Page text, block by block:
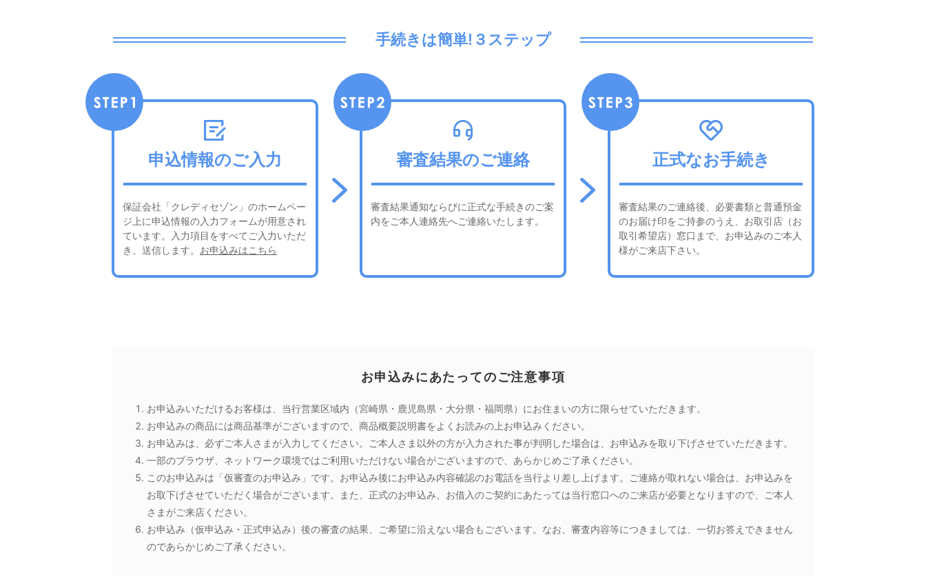
手続きは簡単!３ステップ
申込情報のご入力
保証会社「クレディセゾン」のホームペー
ジ上に申込情報の入力フォームが用意され
ています。入力項目をすべてご入力いただ
き、送信します。 お申込みはこちら
審査結果のご連絡
審査結果通知ならびに正式な手続きのご案
内をご本人連絡先へご連絡いたします。
正式なお手続き
審査結果のご連絡後、必要書類と普通預金
のお届け印をご持参のうえ、お取引店（お
取引希望店）窓口まで、お申込みのご本人
様がご来店下さい。
お申込みにあたってのご注意事項
お申込みいただけるお客様は、当行営業区域内（宮崎県・鹿児島県・大分県・福岡県）にお住まいの方に限らせていただきます。
お申込みの商品には商品基準がございますので、商品概要説明書をよくお読みの上お申込みください。
お申込みは、必ずご本人さまが入力してください。ご本人さま以外の方が入力された事が判明した場合は、お申込みを取り下げさせていただきます。
一部のブラウザ、ネットワーク環境ではご利用いただけない場合がございますので、あらかじめご了承ください。
このお申込みは「仮審査のお申込み」です。お申込み後にお申込み内容確認のお電話を当行より差し上げます。ご連絡が取れない場合は、お申込みを
お取下げさせていただく場合がございます。また、正式のお申込み、お借入のご契約にあたっては当行窓口へのご来店が必要となりますので、ご本人
さまがご来店ください。
お申込み（仮申込み・正式申込み）後の審査の結果、ご希望に沿えない場合もございます。なお、審査内容等につきましては、一切お答えできません
のであらかじめご了承ください。